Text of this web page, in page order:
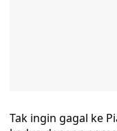
Tak ingin gagal ke